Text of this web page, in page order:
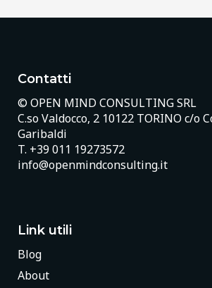
Contatti
© OPEN MIND CONSULTING SRL
C.so Valdocco, 2 10122 TORINO c/o
Garibaldi
T. +39 011 19273572
info@openmindconsulting.it
Link utili
Blog
About